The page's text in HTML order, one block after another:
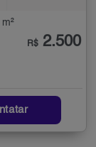
R$ 2.500